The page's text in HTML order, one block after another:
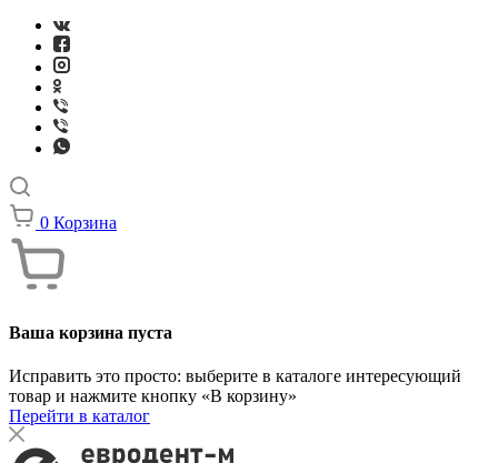
0 Корзина
Ваша корзина пуста
Исправить это просто: выберите в каталоге интересующий
товар и нажмите кнопку «В корзину»
Перейти в каталог